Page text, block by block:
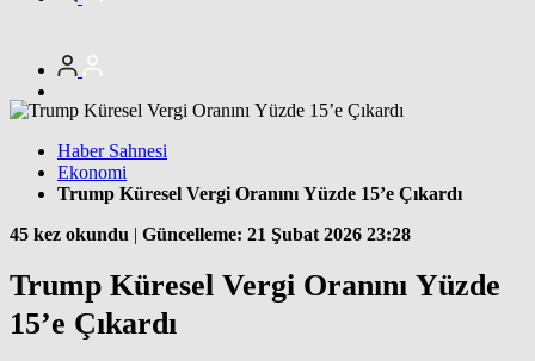
Haber Sahnesi
Ekonomi
Trump Küresel Vergi Oranını Yüzde 15’e Çıkardı
45 kez okundu | Güncelleme: 21 Şubat 2026 23:28
Trump Küresel Vergi Oranını Yüzde
15’e Çıkardı